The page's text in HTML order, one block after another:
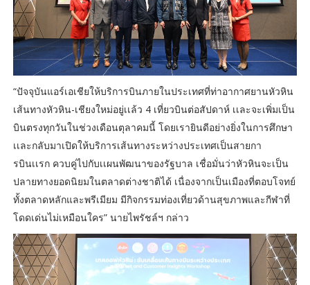
“ปัจจุบันแอร์เอเชียให้บริการบินภายในประเทศที่ท่าอากาศยานหัวหิน
เส้นทางหัวหิน-เชียงใหม่อยู่เเล้ว 4 เที่ยวบินต่อสัปดาห์ เเละจะเพิ่มเป็น
บินตรงทุกวันในช่วงเดือนตุลาคมนี้ โดยเรายินดีอย่างยิ่งในการศึกษา
เเละกลับมาเปิดให้บริการเส้นทางระหว่างประเทศเป็นสายกา
รบินเเรก ควบคู่ไปกับเเผนพัฒนาของรัฐบาล เชื่อมั่นว่าหัวหินจะเป็น
ปลายทางยอดนิยมในตลาดต่างชาติได้ เนื่องจากเป็นเมืองที่ตอบโจทย์
ทั้งตลาดหลักและพรีเมียม มีกิจกรรมท่องเที่ยวด้านสุขภาพและกีฬาที่
โดดเด่นไม่เหมือนใคร” นายไพรัชล์ฯ กล่าว